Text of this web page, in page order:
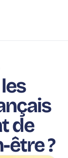
de
être ?